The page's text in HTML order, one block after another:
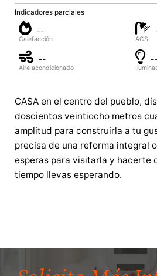
Indicadores parciales
--
Calefacción ACS
--
Aire acondicionado
--
CASA en el centro del pueblo,
doscientos veintiocho metros
amplitud para construirla a tu
precisa de una reforma integral
esperas para visitarla y hacerte
tiempo llevas esperando.